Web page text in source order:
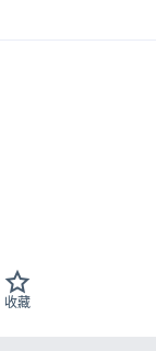
收藏